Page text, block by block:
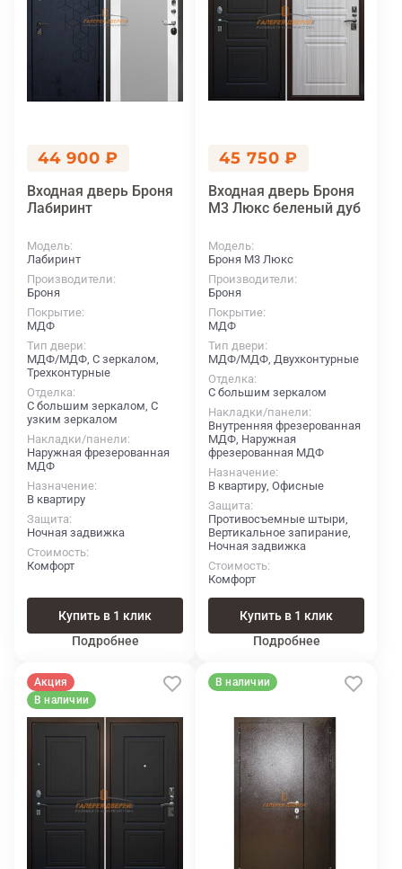
44 900 ₽
Входная дверь Броня
Лабиринт
Модель
Лабиринт
Производители
Броня
Покрытие
МДФ
Тип двери
МДФ/МДФ, С зеркалом,
Трехконтурные
Отделка
С большим зеркалом, С
узким зеркалом
Накладки/панели
Наружная фрезерованная
МДФ
Назначение
В квартиру
Защита
Ночная задвижка
Стоимость
Комфорт
Купить в 1 клик
Подробнее
45 750 ₽
Входная дверь Броня
М3 Люкс беленый дуб
Модель
Броня М3 Люкс
Производители
Броня
Покрытие
МДФ
Тип двери
МДФ/МДФ, Двухконтурные
Отделка
С большим зеркалом
Накладки/панели
Внутренняя фрезерованная
МДФ, Наружная
фрезерованная МДФ
Назначение
В квартиру, Офисные
Защита
Противосъемные штыри,
Вертикальное запирание,
Ночная задвижка
Стоимость
Комфорт
Купить в 1 клик
Подробнее
Акция
В наличии
В наличии